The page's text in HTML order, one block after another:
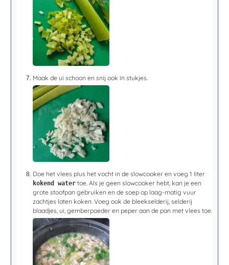
Maak de ui schoon en snij ook in stukjes.
Doe het vlees plus het vocht in de slowcooker en voeg 1 liter
kokend water toe. Als je geen slowcooker hebt, kan je een
grote stoofpan gebruiken en de soep op laag-matig vuur
zachtjes laten koken. Voeg ook de bleekselderij, selderij
blaadjes, ui, gemberpoeder en peper aan de pan met vlees toe.